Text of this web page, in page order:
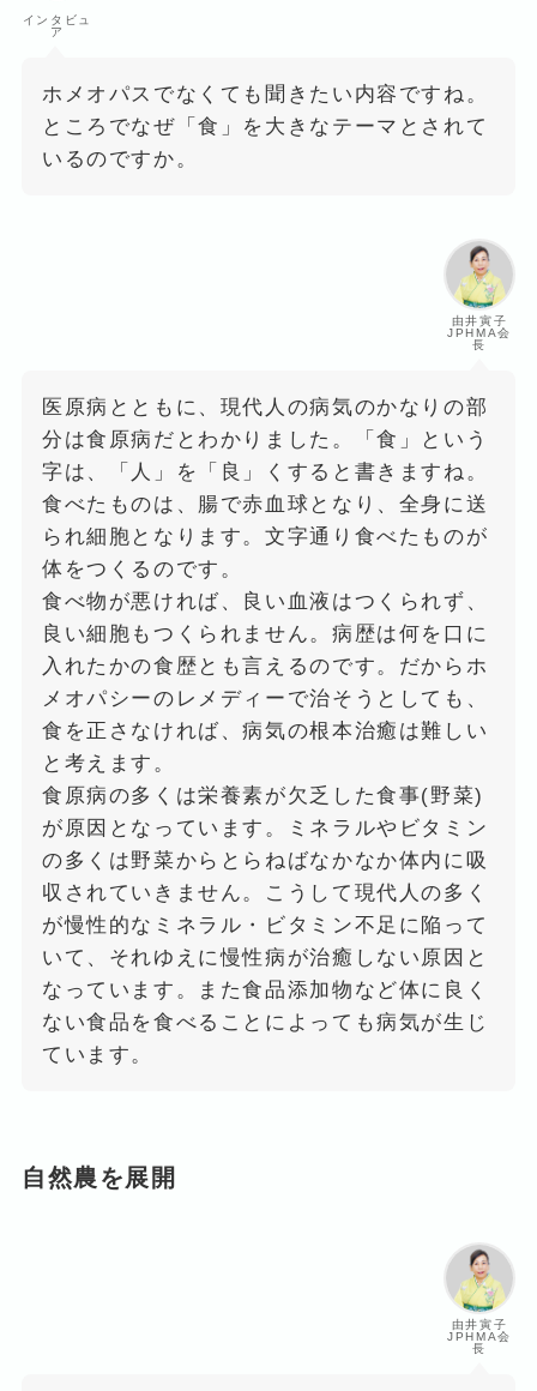
インタビュ
ア
ホメオパスでなくても聞きたい内容ですね。
ところでなぜ「食」を大きなテーマとされて
いるのですか。
由井寅子
JPHMA会
長
医原病とともに、現代人の病気のかなりの部
分は食原病だとわかりました。「食」という
字は、「人」を「良」くすると書きますね。
食べたものは、腸で赤血球となり、全身に送
られ細胞となります。文字通り食べたものが
体をつくるのです。
食べ物が悪ければ、良い血液はつくられず、
良い細胞もつくられません。病歴は何を口に
入れたかの食歴とも言えるのです。だからホ
メオパシーのレメディーで治そうとしても、
食を正さなければ、病気の根本治癒は難しい
と考えます。
食原病の多くは栄養素が欠乏した食事(野菜)
が原因となっています。ミネラルやビタミン
の多くは野菜からとらねばなかなか体内に吸
収されていきません。こうして現代人の多く
が慢性的なミネラル・ビタミン不足に陥って
いて、それゆえに慢性病が治癒しない原因と
なっています。また食品添加物など体に良く
ない食品を食べることによっても病気が生じ
ています。
自然農を展開
由井寅子
JPHMA会
長